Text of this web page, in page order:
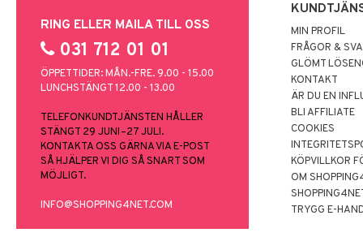
RING ELLER MAILA TILL OSS
031 712 01 01
ÖPPETTIDER: MÅN.-FRE. 9.00 - 15.00
LUNCHSTÄNGT 12.00 - 13.00
TELEFONKUNDTJÄNSTEN HÅLLER
STÄNGT 29 JUNI–27 JULI.
KONTAKTA OSS GÄRNA VIA E-POST
SÅ HJÄLPER VI DIG SÅ SNART SOM
MÖJLIGT.
INFO@SHOPPING4NET.COM
MIN PROFIL
FRÅGOR &
GLÖMT
KONTAKT
ÄR DU EN
BLI AFFILIATE
COOKIES
KÖPVILLKOR
OM
TRYGG E-